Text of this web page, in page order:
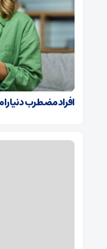
افراد مضطرب دنیا